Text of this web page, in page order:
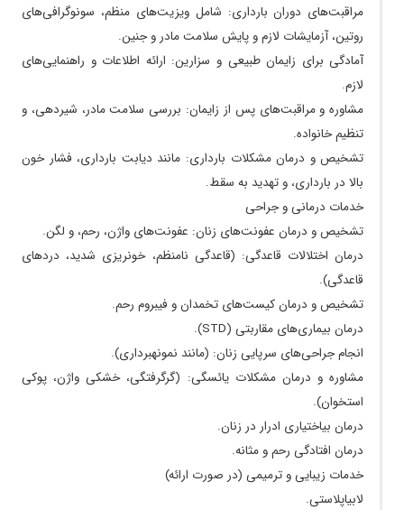
فوق العاده هستند ایشون هم تو کار و اخلاق هم که
اصن نگم یک تیکه ماه ️ خدا وند حفظشون کنه
۱۴۰۵/۰۳/۳۰
ایشان بسیار مهربان و بردبار هستند ۱۴۰۴/۰۳/۲۵
یکی از آشنایان، خانم دکتر حسینی را به من معرفی
کرد. ایشان واقعا یکی از بهترین متخصصان زنان
هستند که تا به حال دیدم. با دقت معاینه کردند، به
شرح حالم کامل گوش دادند و با حوصله به همه
سوالام پاسخ دادند. صبر و حوصله، مهارت و دقت، و
مهمتر از همه احترامی که برای بیمارانشان قائل
هستند، واقعا قابل تقدیر است. در عمل جراحی نیز
بسیار ماهر و خوشدست هستند. خودم، خواهرم،
عمل جراحی ایشان قرار گرفتیم و نتایج رضایتبخش
بود.
۱۴۰۴/۰۵/۰۱
با حوصله مهربان و دقیق
سلام ببخشید ی سوال داشتم من قرص نورم
اسکین استفاده کردم بعد از چند وقت باید اقدام به
۱۴۰۵/۰۳/۰۳
دارو دادن ولی هنوز خوب نشدم دوباره میخوام
مراجعه کنم ببینم مشکل رو حل میکنند یا خیر
دکتر خوبی هستند. برای بیمار وقت میزارن.
مراقبت‌های دوران بارداری: شامل ویزیت‌های منظم، سونوگرافی‌های
روتین، آزمایشات لازم و پایش سلامت مادر و جنین.
آمادگی برای زایمان طبیعی و سزارین: ارائه اطلاعات و راهنمایی‌های
لازم.
مشاوره و مراقبت‌های پس از زایمان: بررسی سلامت مادر، شیردهی، و
تنظیم خانواده.
تشخیص و درمان مشکلات بارداری: مانند دیابت بارداری، فشار خون
بالا در بارداری، و تهدید به سقط.
خدمات درمانی و جراحی
تشخیص و درمان عفونت‌های زنان: عفونت‌های واژن، رحم، و لگن.
درمان اختلالات قاعدگی: (قاعدگی نامنظم، خونریزی شدید، درد‌های
قاعدگی).
تشخیص و درمان کیست‌های تخمدان و فیبروم رحم.
درمان بیماری‌های مقاربتی (STD).
انجام جراحی‌های سرپایی زنان: (مانند نمونهبرداری).
مشاوره و درمان مشکلات یائسگی: (گرگرفتگی، خشکی واژن، پوکی
استخوان).
درمان بیاختیاری ادرار در زنان.
درمان افتادگی رحم و مثانه.
خدمات زیبایی و ترمیمی (در صورت ارائه)
لابیاپلاستی.